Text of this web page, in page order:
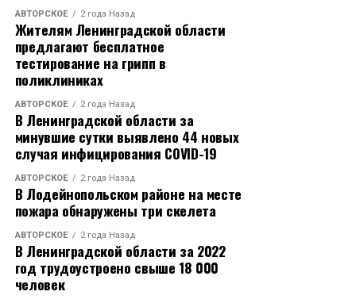
АВТОРСКОЕ 2 года Назад
Жителям Ленинградской области
предлагают бесплатное
тестирование на грипп в
поликлиниках
АВТОРСКОЕ 2 года Назад
В Ленинградской области за
минувшие сутки выявлено 44 новых
случая инфицирования COVID-19
АВТОРСКОЕ 2 года Назад
В Лодейнопольском районе на месте
пожара обнаружены три скелета
АВТОРСКОЕ 2 года Назад
В Ленинградской области за 2022
год трудоустроено свыше 18 000
человек